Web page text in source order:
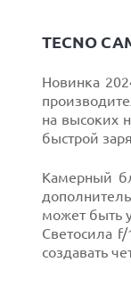
TECNO
Новинка
на высоких
быстрой
Камерный
может быть
Светосила
создавать
Next